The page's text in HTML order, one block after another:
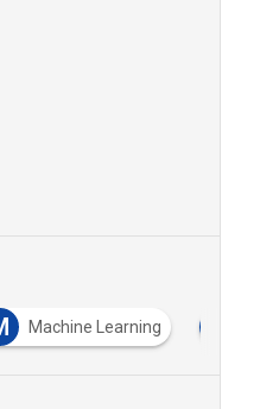
Machine Learning